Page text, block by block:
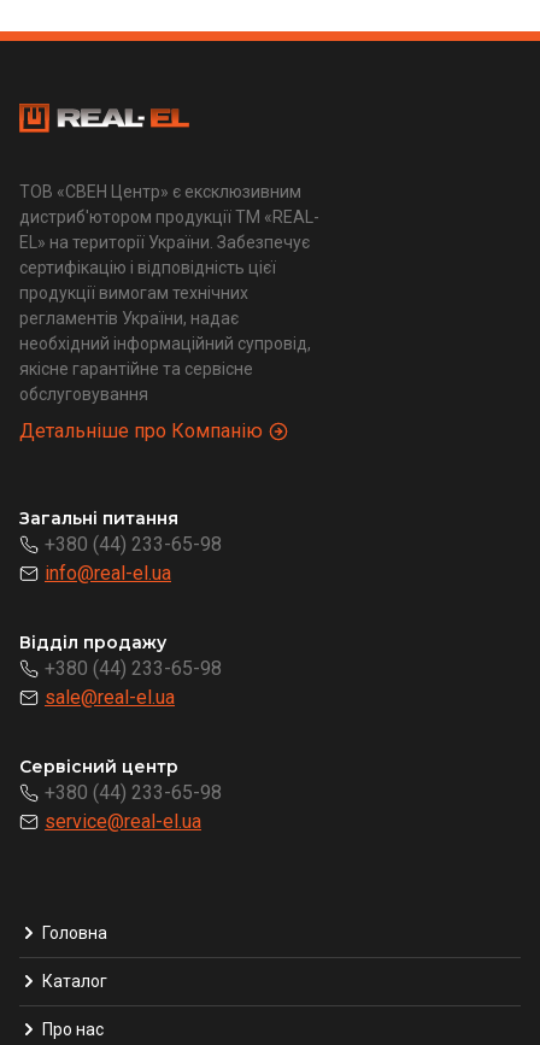
ТОВ «СВЕН Центр» є ексклюзивним
дистриб'ютором продукції ТМ «REAL-
EL» на території України. Забезпечує
сертифікацію і відповідність цієї
продукції вимогам технічних
регламентів України, надає
необхідний інформаційний супровід,
якісне гарантійне та сервісне
обслуговування
Детальніше про Компанію
Загальні питання
+380 (44) 233-65-98
info@real-el.ua
Відділ продажу
+380 (44) 233-65-98
sale@real-el.ua
Сервісний центр
+380 (44) 233-65-98
service@real-el.ua
Головна
Каталог
Про нас